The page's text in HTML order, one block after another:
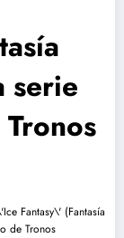
serie